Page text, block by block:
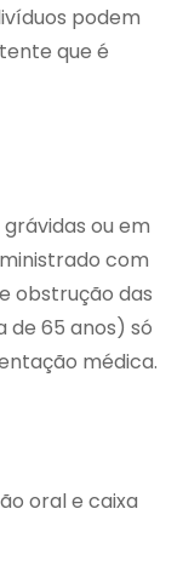
podem
que é
ou em
com
obstrução das
de 65 anos) só
médica.
oral e caixa